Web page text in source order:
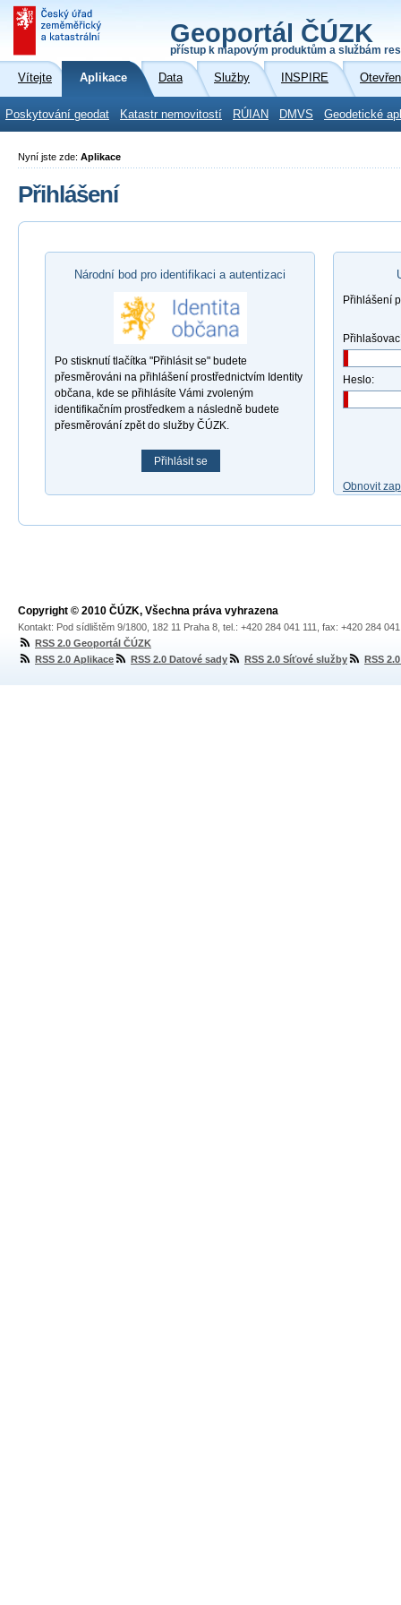
Geoportál ČÚZK
přístup k mapovým produktům a službám
Vítejte Aplikace Data Služby INSPIRE
Poskytování geodat Katastr nemovitostí RÚIAN DMVS Geodetické
Nyní jste zde: Aplikace
Přihlášení
Národní bod pro identifikaci a autentizaci
Po stisknutí tlačítka "Přihlásit se" budete
přesměrováni na přihlášení prostřednictvím Identity
občana, kde se přihlásíte Vámi zvoleným
identifikačním prostředkem a následně budete
přesměrování zpět do služby ČÚZK.
Přihlásit se
Přihlášení
Heslo:
Obnovit
Copyright © 2010 ČÚZK, Všechna práva vyhrazena
Kontakt: Pod sídlištěm 9/1800, 182 11 Praha 8, tel.: +420 284 041 111, fax: +420 284
RSS 2.0 Geoportál ČÚZK
RSS 2.0 Aplikace
RSS 2.0 Datové sady RSS 2.0 Síťové služby RSS